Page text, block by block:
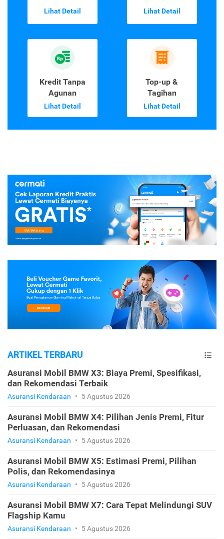
Lihat Detail Lihat Detail
Kredit Tanpa
Agunan
Lihat Detail
Top-up &
Tagihan
Lihat Detail
ARTIKEL TERBARU
Asuransi Mobil BMW X3: Biaya Premi, Spesifikasi,
dan Rekomendasi Terbaik
Asuransi Kendaraan • 5 Agustus 2026
Asuransi Mobil BMW X4: Pilihan Jenis Premi, Fitur
Perluasan, dan Rekomendasi
Asuransi Kendaraan • 5 Agustus 2026
Asuransi Mobil BMW X5: Estimasi Premi, Pilihan
Polis, dan Rekomendasinya
Asuransi Kendaraan • 5 Agustus 2026
Asuransi Mobil BMW X7: Cara Tepat Melindungi SUV
Flagship Kamu
Asuransi Kendaraan • 5 Agustus 2026